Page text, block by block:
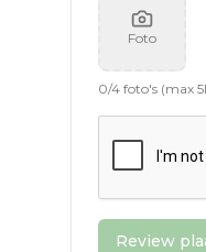
Foto
0/4 foto's (max
Review